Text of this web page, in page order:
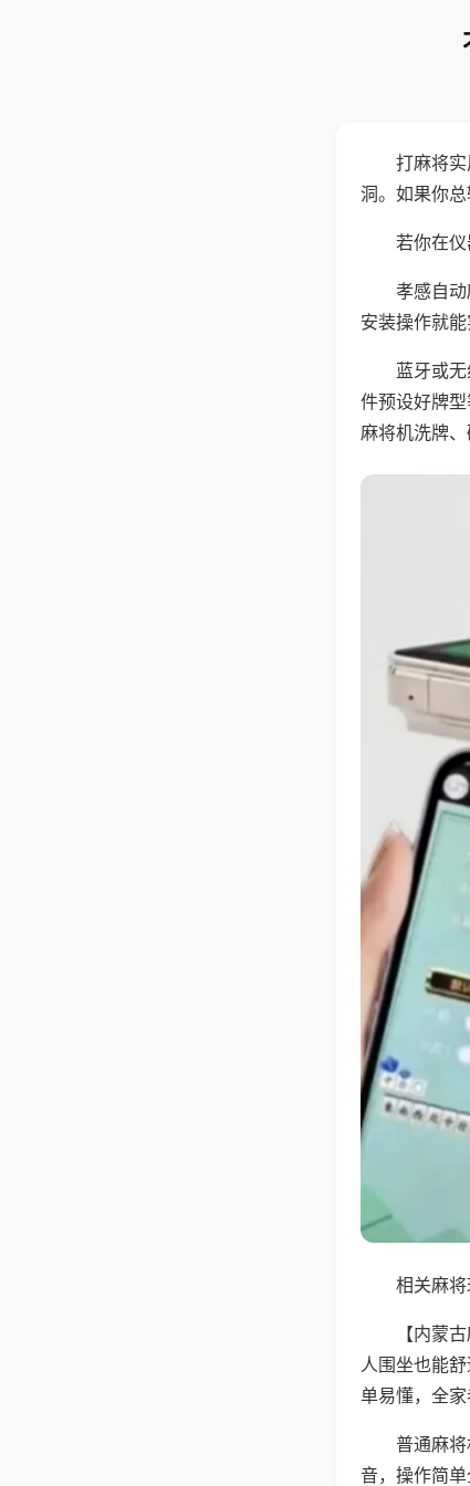
打麻将
洞。如果你总
若你在
孝感自
安装操作就
蓝牙或
件预设好牌
麻将机洗牌、
相关麻
【内蒙
人围坐也能
单易懂，全
普通麻
音，操作简